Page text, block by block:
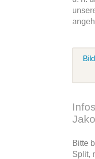
Bitte
Split,